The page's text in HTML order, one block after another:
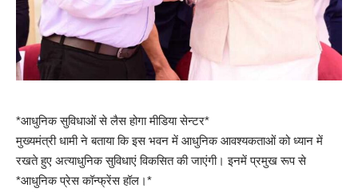
*आधुनिक सुविधाओं से लैस होगा मीडिया सेन्टर*
मुख्यमंत्री धामी ने बताया कि इस भवन में आधुनिक आवश्यकताओं को ध्यान में
रखते हुए अत्याधुनिक सुविधाएं विकसित की जाएंगी। इनमें प्रमुख रूप से
*आधुनिक प्रेस कॉन्फ्रेंस हॉल।*